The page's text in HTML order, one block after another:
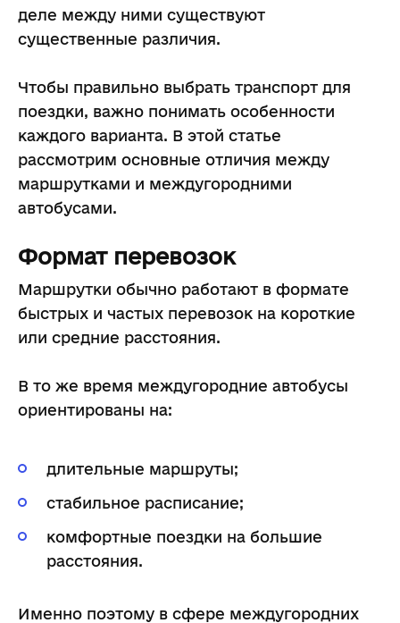
деле между ними существуют
существенные различия.
Чтобы правильно выбрать транспорт для
поездки, важно понимать особенности
каждого варианта. В этой статье
рассмотрим основные отличия между
маршрутками и междугородними
автобусами.
Формат перевозок
Маршрутки обычно работают в формате
быстрых и частых перевозок на короткие
или средние расстояния.
В то же время междугородние автобусы
ориентированы на:
длительные маршруты;
стабильное расписание;
комфортные поездки на большие
расстояния.
Именно поэтому в сфере междугородних